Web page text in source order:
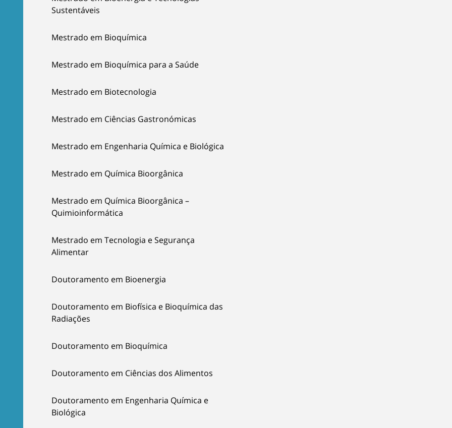
Sustentáveis
Mestrado em Bioquímica
Mestrado em Bioquímica para a Saúde
Mestrado em Biotecnologia
Mestrado em Ciências Gastronómicas
Mestrado em Engenharia Química e Biológica
Mestrado em Química Bioorgânica
Mestrado em Química Bioorgânica –
Quimioinformática
Mestrado em Tecnologia e Segurança
Alimentar
Doutoramento em Bioenergia
Doutoramento em Biofísica e Bioquímica das
Radiações
Doutoramento em Bioquímica
Doutoramento em Ciências dos Alimentos
Doutoramento em Engenharia Química e
Biológica